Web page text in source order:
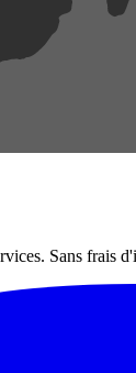
Sans frais